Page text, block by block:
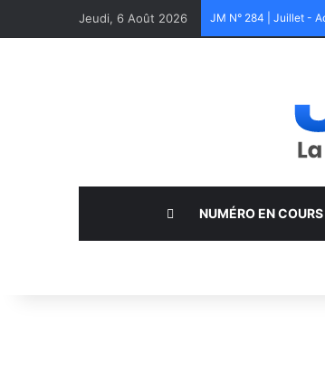
Jeudi, 6 Août 2026 JM N° 284 | Juillet -
NUMÉRO EN COURS